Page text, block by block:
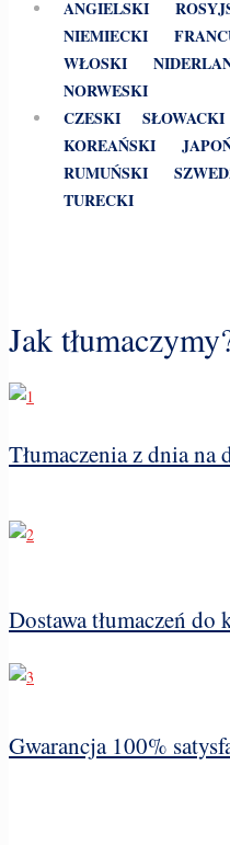
ANGIELSKI
NIEMIECKI
WŁOSKI
NORWESKI
CZESKI
SŁOWACKI
KOREAŃSKI
RUMUŃSKI
TURECKI
Jak
Tłumaczenia z dnia na
Dostawa tłumaczeń do
Gwarancja 100%